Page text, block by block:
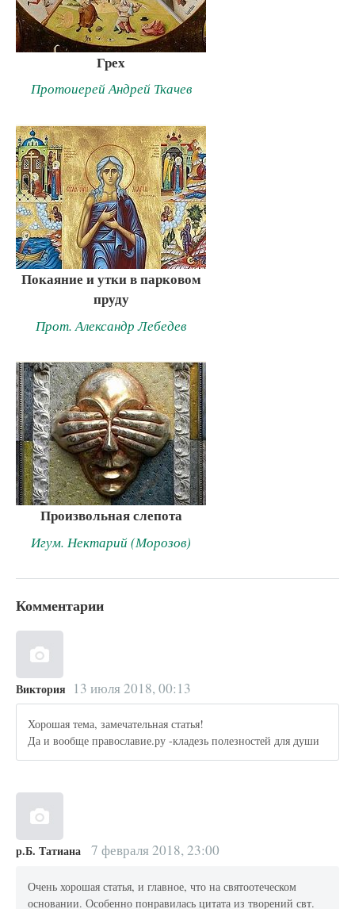
Грех
Протоиерей Андрей Ткачев
Покаяние и утки в парковом
пруду
Прот. Александр Лебедев
Произвольная слепота
Игум. Нектарий (Морозов)
Комментарии
Виктория 13 июля 2018, 00:13
Хорошая тема, замечательная статья!
Да и вообще православие.ру -кладезь полезностей для души
р.Б. Татиана 7 февраля 2018, 23:00
Очень хорошая статья, и главное, что на святоотеческом
основании. Особенно понравилась цитата из творений свт.